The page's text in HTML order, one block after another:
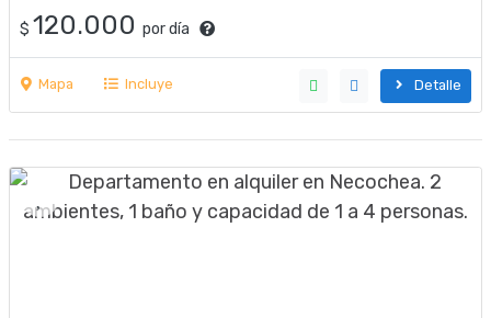
$ 120.000 por día
Mapa Incluye Detalle